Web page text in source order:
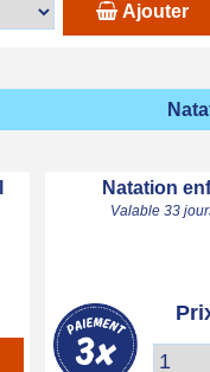
Ajouter
Natation
Valable 33